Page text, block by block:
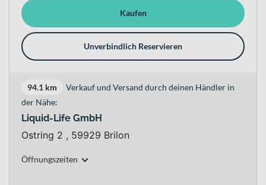
Kaufen
Unverbindlich Reservieren
94.1 km
Verkauf und Versand durch deinen Händler in
der Nähe:
Liquid-Life GmbH
Ostring 2 , 59929 Brilon
Öffnungszeiten